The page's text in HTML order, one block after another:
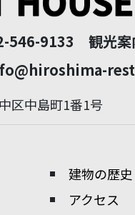
546-9133 観光
区中島町1番1号
建物の歴史
アクセス